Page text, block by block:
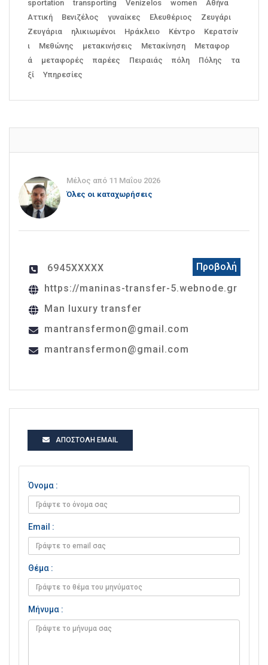
sportation
transporting Venizelos women
Αθήνα
Αττική
Βενιζέλος γυναίκες Ελευθέριος
Ζευγάρι
Ζευγάρια
ηλικιωμένοι Ηράκλειο Κέντρο
Κερατσίν
ι
Μεθώνης μετακινήσεις Μετακίνηση
Μεταφορ
ά
μεταφορές παρέες Πειραιάς πόλη Πόλης
τα
ξί
Υπηρεσίες
Μέλος από 11 Μαΐου 2026
Όλες οι καταχωρήσεις
6945XXXXX
Προβολή
https://maninas-transfer-5.webnode.gr
Man luxury transfer
mantransfermon@gmail.com
mantransfermon@gmail.com
ΑΠΟΣΤΟΛΉ EMAIL
Όνομα :
Email :
Θέμα :
Μήνυμα :